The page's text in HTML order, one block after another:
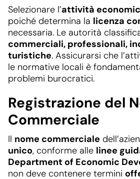
Selezionare l’attività
poiché determina la licenza
necessaria. Le autorità
commerciali, professionali,
turistiche. Assicurarsi che
le normative locali è
problemi burocratici.
Registrazione del
Commerciale
Il nome commerciale
unico, conforme alle linee
Department of Economic
non deve contenere termini